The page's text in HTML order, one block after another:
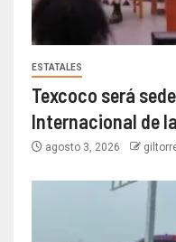
ESTATALES
Texcoco será
Internacional de
agosto 3, 2026